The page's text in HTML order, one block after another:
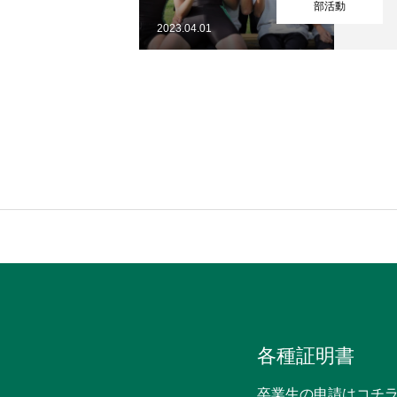
フクコウへのサポート部活動
2023.04.01
各種証明書
卒業生の申請はコチ